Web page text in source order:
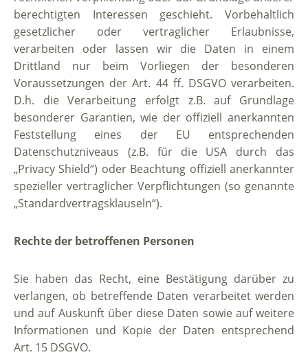
berechtigten Interessen geschieht. Vorbehaltlich
gesetzlicher oder vertraglicher Erlaubnisse,
verarbeiten oder lassen wir die Daten in einem
Drittland nur beim Vorliegen der besonderen
Voraussetzungen der Art. 44 ff. DSGVO verarbeiten.
D.h. die Verarbeitung erfolgt z.B. auf Grundlage
besonderer Garantien, wie der offiziell anerkannten
Feststellung eines der EU entsprechenden
Datenschutzniveaus (z.B. für die USA durch das
„Privacy Shield“) oder Beachtung offiziell anerkannter
spezieller vertraglicher Verpflichtungen (so genannte
„Standardvertragsklauseln“).
Rechte der betroffenen Personen
Sie haben das Recht, eine Bestätigung darüber zu
verlangen, ob betreffende Daten verarbeitet werden
und auf Auskunft über diese Daten sowie auf weitere
Informationen und Kopie der Daten entsprechend
Art. 15 DSGVO.